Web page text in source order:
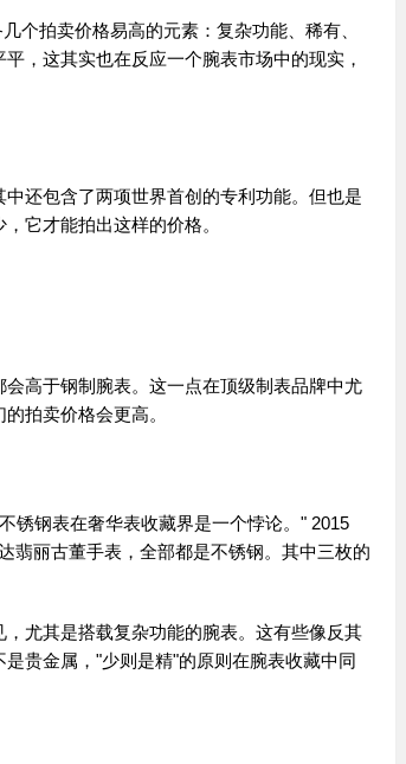
个拍卖价格易高的元素：复杂功能、稀有、
，这其实也在反应一个腕表市场中的现实，
还包含了两项世界首创的专利功能。但也是
它才能拍出这样的价格。
高于钢制腕表。这一点在顶级制表品牌中尤
拍卖价格会更高。
锈钢表在奢华表收藏界是一个悖论。" 2015
翡丽古董手表，全部都是不锈钢。其中三枚的
尤其是搭载复杂功能的腕表。这有些像反其
贵金属，"少则是精"的原则在腕表收藏中同